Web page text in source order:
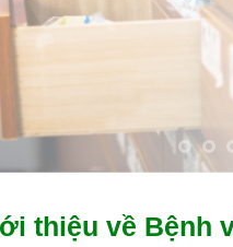
thiệu về Bệnh